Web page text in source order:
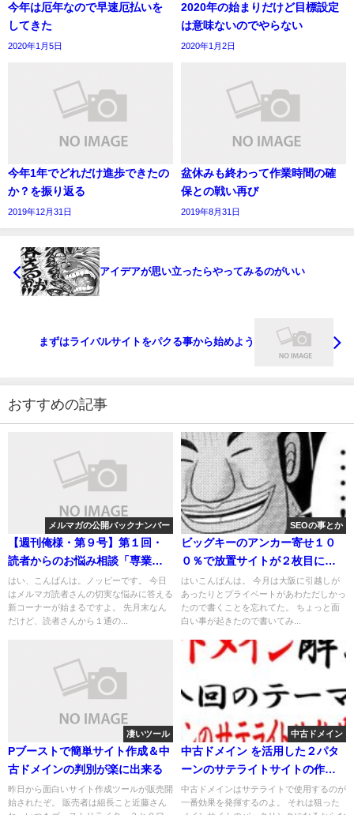
今年は厄年なので早速厄払いを
してきた
2020年1月5日
2020年の始まりだけど目標設定
は意味ないのでやらない
2020年1月2日
今年1年でどれだけ進歩できたの
か？を振り返る
2019年12月31日
盆休みも終わって作業時間の確
保との戦い再び
2019年8月31日
アイデアが思い立ったらやってみるのがいい
まずはライバルサイトをパクる事から始めよう
おすすめの記事
メルマガの公開バックナンバー
【週刊俺様・第９号】第１回・
読者からのお悩み相談「専業を
辞めるか迷っています」の巻
はい、こんばんは。ノッピーです。 今日
はメルマガ読者さんの切実な悩みに答える
新コーナーが始まるですよ。 先月末なん
だけど、読者さんから１通の...
SEOの事とか
ビッグキーのアンカー寄せ１０
０％で放置サイトが２枚目に来
た件
はいこんばんは。 今月は大阪に引越しが
あったりとプライベートがあわただしかっ
たので書くことを忘れてた。 ちょっと面
白い事が起きたので書いてみ...
凄いツール
Pブーストで簡単サイト作成＆中
古ドメインの判別が楽に出来る
昨日から面白いサイト作成ツールが販売開
始されたぞ。 販売者は組長こと近藤さん
中古ドメイン
中古ドメイン を活用した２パタ
ーンのサテライトサイトの作り
方
中古ドメインはサテライトで使用するのが
一番効果を発揮するのよ。 それは狙った